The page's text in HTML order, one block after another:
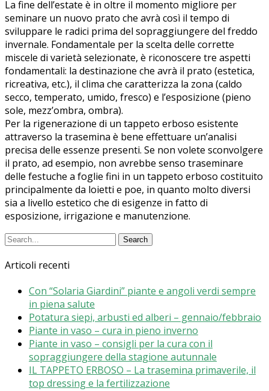
La fine dell’estate è in oltre il momento migliore per
seminare un nuovo prato che avrà così il tempo di
sviluppare le radici prima del sopraggiungere del freddo
invernale. Fondamentale per la scelta delle corrette
miscele di varietà selezionate, è riconoscere tre aspetti
fondamentali: la destinazione che avrà il prato (estetica,
ricreativa, etc.), il clima che caratterizza la zona (caldo
secco, temperato, umido, fresco) e l’esposizione (pieno
sole, mezz’ombra, ombra).
Per la rigenerazione di un tappeto erboso esistente
attraverso la trasemina è bene effettuare un’analisi
precisa delle essenze presenti. Se non volete sconvolgere
il prato, ad esempio, non avrebbe senso traseminare
delle festuche a foglie fini in un tappeto erboso costituito
principalmente da loietti e poe, in quanto molto diversi
sia a livello estetico che di esigenze in fatto di
esposizione, irrigazione e manutenzione.
Articoli recenti
Con “Solaria Giardini” piante e angoli verdi sempre
in piena salute
Potatura siepi, arbusti ed alberi – gennaio/febbraio
Piante in vaso – cura in pieno inverno
Piante in vaso – consigli per la cura con il
sopraggiungere della stagione autunnale
IL TAPPETO ERBOSO – La trasemina primaverile, il
top dressing e la fertilizzazione